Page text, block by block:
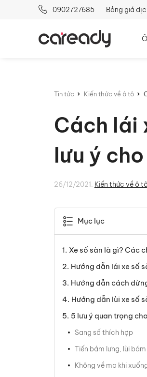
0902727685 Bảng giá
Tin tức Kiến thức về ô tô
Cách lái
lưu ý
26/12/2021. Kiến thức về ô tô
Mục lục
Xe số sàn là gì? Các
Hướng dẫn lái xe số
Hướng dẫn cách
Hướng dẫn lùi xe số
5 lưu ý quan trọng
Sang số thích hợp
Tiến bám lưng, lùi
Không về mo khi